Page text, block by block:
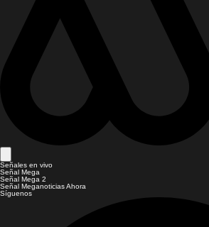
Señales en vivo
Señal Mega
Señal Mega 2
Señal Meganoticias Ahora
Síguenos